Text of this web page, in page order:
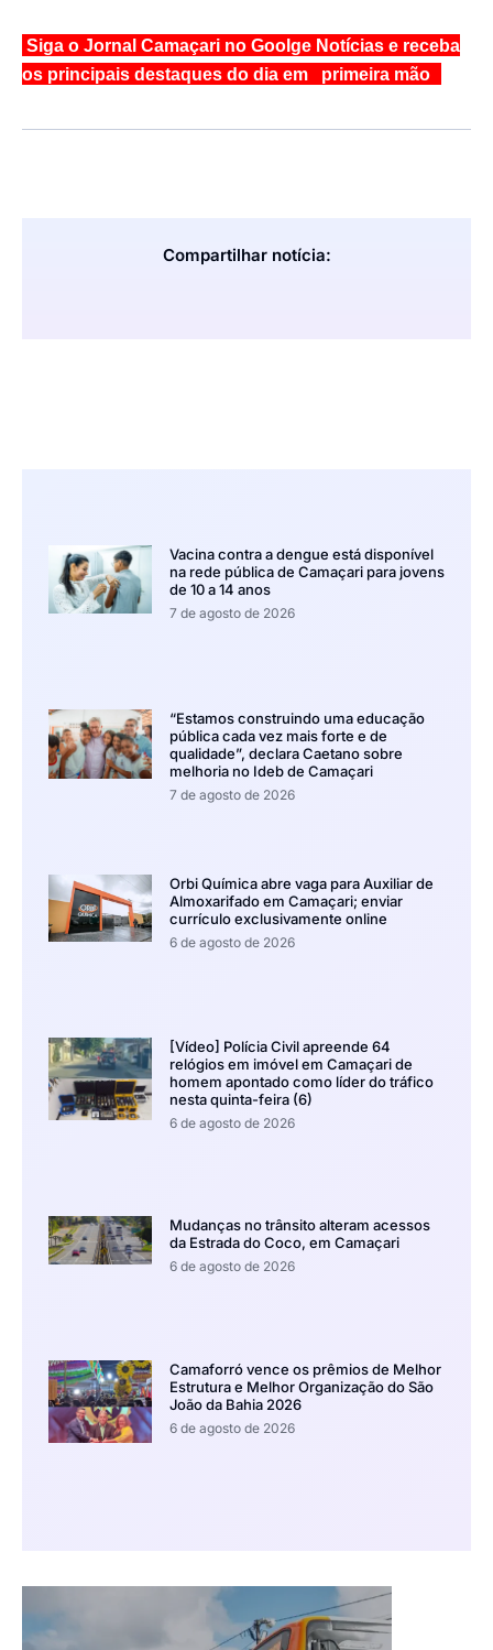
Siga o Jornal Camaçari no Goolge Notícias e receba
os principais destaques do dia em primeira mão
Compartilhar notícia:
Vacina contra a dengue está disponível
na rede pública de Camaçari para jovens
de 10 a 14 anos
7 de agosto de 2026
“Estamos construindo uma educação
pública cada vez mais forte e de
qualidade”, declara Caetano sobre
melhoria no Ideb de Camaçari
7 de agosto de 2026
Orbi Química abre vaga para Auxiliar de
Almoxarifado em Camaçari; enviar
currículo exclusivamente online
6 de agosto de 2026
[Vídeo] Polícia Civil apreende 64
relógios em imóvel em Camaçari de
homem apontado como líder do tráfico
nesta quinta-feira (6)
6 de agosto de 2026
Mudanças no trânsito alteram acessos
da Estrada do Coco, em Camaçari
6 de agosto de 2026
Camaforró vence os prêmios de Melhor
Estrutura e Melhor Organização do São
João da Bahia 2026
6 de agosto de 2026